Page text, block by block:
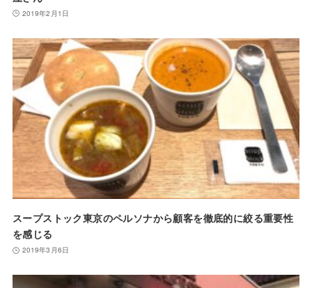
2019年2月1日
スープストック東京のペルソナから顧客を徹底的に絞る重要性
を感じる
2019年3月6日